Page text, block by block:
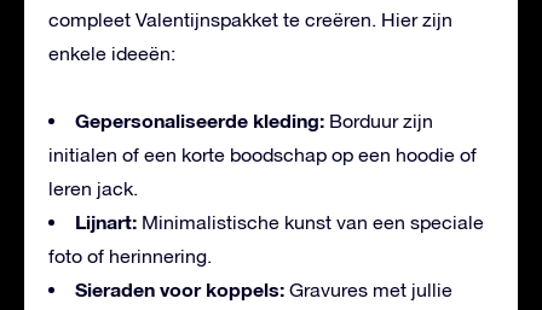
compleet Valentijnspakket te creëren. Hier zijn
enkele ideeën:
Gepersonaliseerde kleding: Borduur zijn
initialen of een korte boodschap op een hoodie of
leren jack.
Lijnart: Minimalistische kunst van een speciale
foto of herinnering.
Sieraden voor koppels: Gravures met jullie